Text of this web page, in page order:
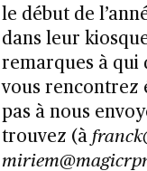
le début de
dans leur
remarques à qui
vous rencontrez
pas à nous
trouvez (à